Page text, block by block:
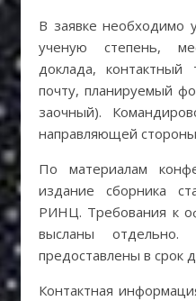
В заявке необходимо
ученую степень,
доклада,
почту, планируемый
заочный).
направляющей
По материалам
издание сборника
РИНЦ. Требования к
высланы
предоставлены в срок
Контактная